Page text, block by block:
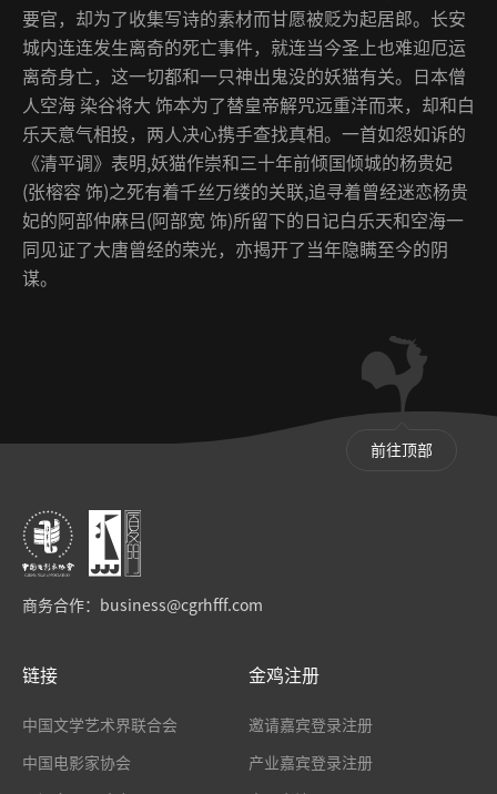
要官，却为了收集写诗的素材而甘愿被贬为起居郎。长安
城内连连发生离奇的死亡事件，就连当今圣上也难迎厄运
离奇身亡，这一切都和一只神出鬼没的妖猫有关。日本僧
人空海 染谷将大 饰本为了替皇帝解咒远重洋而来，却和白
乐天意气相投，两人决心携手查找真相。一首如怨如诉的
《清平调》表明,妖猫作崇和三十年前倾国倾城的杨贵妃
(张榕容 饰)之死有着千丝万缕的关联,追寻着曾经迷恋杨贵
妃的阿部仲麻吕(阿部宽 饰)所留下的日记白乐天和空海一
同见证了大唐曾经的荣光，亦揭开了当年隐瞒至今的阴
谋。
前往顶部
商务合作： business@cgrhfff.com
链接
中国文学艺术界联合会
中国电影家协会
金鸡注册
邀请嘉宾登录注册
产业嘉宾登录注册